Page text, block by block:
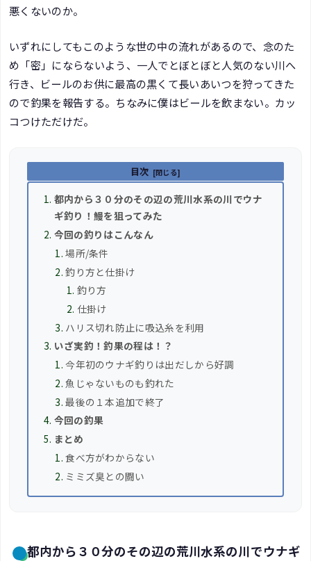
悪くないのか。
いずれにしてもこのような世の中の流れがあるので、念のた
め「密」にならないよう、一人でとぼとぼと人気のない川へ
行き、ビールのお供に最高の黒くて長いあいつを狩ってきた
ので釣果を報告する。ちなみに僕はビールを飲まない。カッ
コつけただけだ。
目次
都内から３０分のその辺の荒川水系の川でウナ
ギ釣り！鰻を狙ってみた
今回の釣りはこんなん
場所/条件
釣り方と仕掛け
釣り方
仕掛け
ハリス切れ防止に吸込糸を利用
いざ実釣！釣果の程は！？
今年初のウナギ釣りは出だしから好調
魚じゃないものも釣れた
最後の１本追加で終了
今回の釣果
まとめ
食べ方がわからない
ミミズ臭との闘い
都内から３０分のその辺の荒川水系の川でウナギ